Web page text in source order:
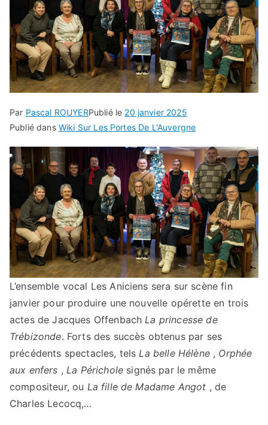
Par Pascal ROUYERPublié le 20 janvier 2025
Publié dans Wiki Sur Les Portes De L'Auvergne
L’ensemble vocal Les Aniciens sera sur scène fin
janvier pour produire une nouvelle opérette en trois
actes de Jacques Offenbach La princesse de
Trébizonde. Forts des succès obtenus par ses
précédents spectacles, tels La belle Hélène, Orphée
aux enfers , La Périchole signés par le même
compositeur, ou La fille de Madame Angot , de
Charles Lecocq,…